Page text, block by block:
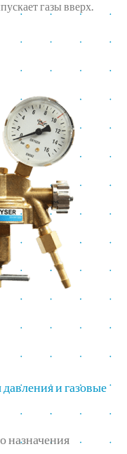
газы вверх.
и газовые
назначения